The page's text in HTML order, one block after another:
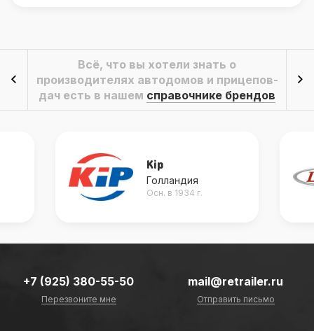
Всё, что вы хотели знать о
производителях автодомов и прицепов-
дач есть в нашем справочнике брендов
Kip
Голландия
Осн. в 1934 г.
+7 (925) 380-55-50
Перезвоните мне
mail@retrailer.ru
Отправить письмо